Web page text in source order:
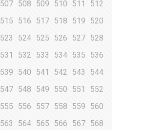
507 508 509 510 511
512
515 516 517 518 519
520
523 524 525 526 527 528
531 532 533 534 535
536
539 540 541 542 543
544
547 548 549 550 551
552
555 556 557 558 559
560
563 564 565 566 567 568